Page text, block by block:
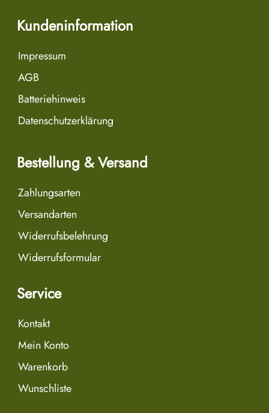
Kundeninformation
Impressum
AGB
Batteriehinweis
Datenschutzerklärung
Bestellung & Versand
Zahlungsarten
Versandarten
Widerrufsbelehrung
Widerrufsformular
Service
Kontakt
Mein Konto
Warenkorb
Wunschliste